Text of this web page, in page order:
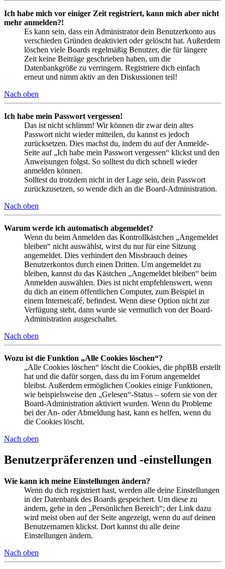
Ich habe mich vor einiger Zeit registriert, kann mich aber nicht
mehr anmelden?!
Es kann sein, dass ein Administrator dein Benutzerkonto aus
verschieden Gründen deaktiviert oder gelöscht hat. Außerdem
löschen viele Boards regelmäßig Benutzer, die für längere
Zeit keine Beiträge geschrieben haben, um die
Datenbankgröße zu verringern. Registriere dich einfach
erneut und nimm aktiv an den Diskussionen teil!
Nach oben
Ich habe mein Passwort vergessen!
Das ist nicht schlimm! Wir können dir zwar dein altes
Passwort nicht wieder mitteilen, du kannst es jedoch
zurücksetzen. Dies machst du, indem du auf der Anmelde-
Seite auf „Ich habe mein Passwort vergessen“ klickst und den
Anweisungen folgst. So solltest du dich schnell wieder
anmelden können.
Solltest du trotzdem nicht in der Lage sein, dein Passwort
zurückzusetzen, so wende dich an die Board-Administration.
Nach oben
Warum werde ich automatisch abgemeldet?
Wenn du beim Anmelden das Kontrollkästchen „Angemeldet
bleiben“ nicht auswählst, wirst du nur für eine Sitzung
angemeldet. Dies verhindert den Missbrauch deines
Benutzerkontos durch einen Dritten. Um angemeldet zu
bleiben, kannst du das Kästchen „Angemeldet bleiben“ beim
Anmelden auswählen. Dies ist nicht empfehlenswert, wenn
du dich an einem öffentlichen Computer, zum Beispiel in
einem Internetcafé, befindest. Wenn diese Option nicht zur
Verfügung steht, dann wurde sie vermutlich von der Board-
Administration ausgeschaltet.
Nach oben
Wozu ist die Funktion „Alle Cookies löschen“?
„Alle Cookies löschen“ löscht die Cookies, die phpBB erstellt
hat und die dafür sorgen, dass du im Forum angemeldet
bleibst. Außerdem ermöglichen Cookies einige Funktionen,
wie beispielsweise den „Gelesen“-Status – sofern sie von der
Board-Administration aktiviert wurden. Wenn du Probleme
bei der An- oder Abmeldung hast, kann es helfen, wenn du
die Cookies löscht.
Nach oben
Benutzerpräferenzen und -einstellungen
Wie kann ich meine Einstellungen ändern?
Wenn du dich registriert hast, werden alle deine Einstellungen
in der Datenbank des Boards gespeichert. Um diese zu
ändern, gehe in den „Persönlichen Bereich“; der Link dazu
wird meist oben auf der Seite angezeigt, wenn du auf deinen
Benutzernamen klickst. Dort kannst du alle deine
Einstellungen ändern.
Nach oben